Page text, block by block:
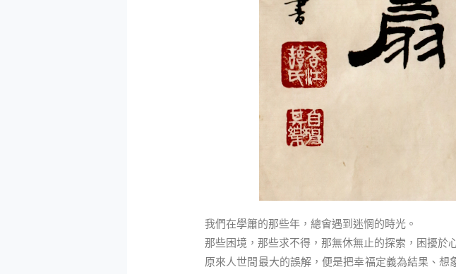
我們在學簫的那些年，總會遇到迷惘的時光。
那些困境，那些求不得，那無休無止的探索，困擾於
原來人世間最大的誤解，便是把幸福定義為結果、